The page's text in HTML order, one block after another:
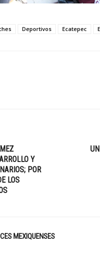
Deportivos Ecatepec
Y
POR
LOS
MEXIQUENSES